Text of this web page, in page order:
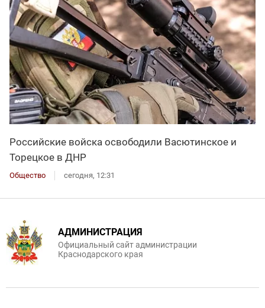
Российские войска освободили Васютинское и
Торецкое в ДНР
Общество сегодня, 12:31
АДМИНИСТРАЦИЯ
Официальный сайт администрации
Краснодарского края